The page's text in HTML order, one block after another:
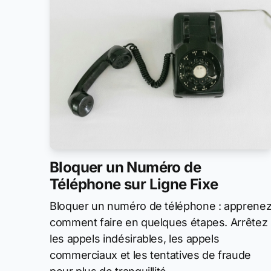
Bloquer un Numéro de
Téléphone sur Ligne Fixe
Bloquer un numéro de téléphone :
comment faire en quelques étapes. Arrêtez
les appels indésirables, les appels
commerciaux et les tentatives de fraude